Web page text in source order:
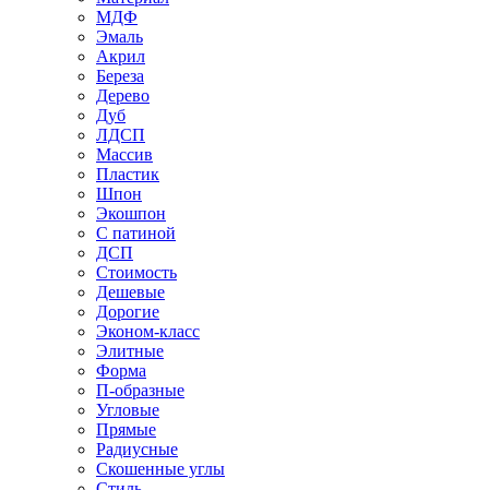
МДФ
Эмаль
Акрил
Береза
Дерево
Дуб
ЛДСП
Массив
Пластик
Шпон
Экошпон
С патиной
ДСП
Стоимость
Дешевые
Дорогие
Эконом-класс
Элитные
Форма
П-образные
Угловые
Прямые
Радиусные
Скошенные углы